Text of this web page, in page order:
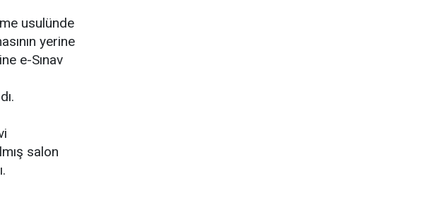
usulünde
yerine
e-Sınav
salon